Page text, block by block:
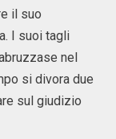
il suo
I suoi tagli
nel
si divora due
sul giudizio